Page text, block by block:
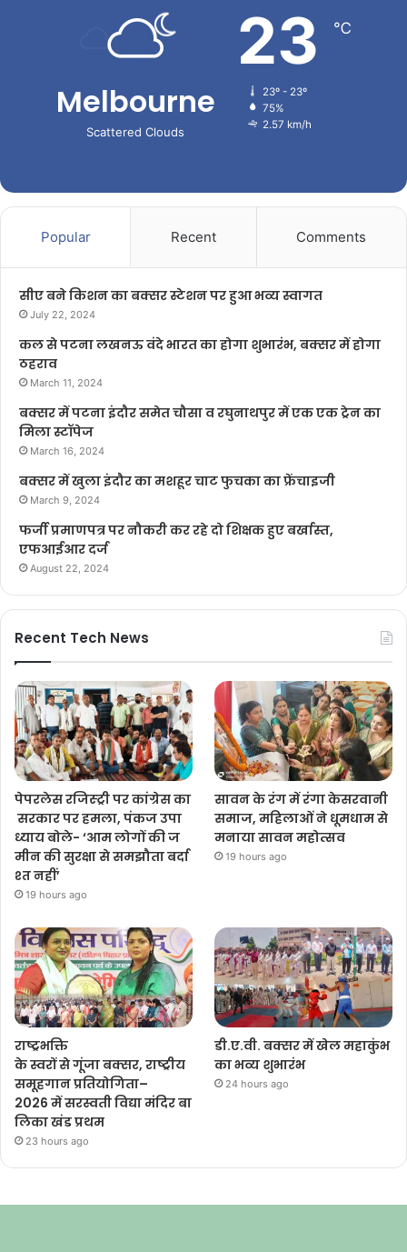
Melbourne
Scattered Clouds
23 ℃
23º - 23º
75%
2.57 km/h
Popular Recent Comments
सीए बने किशन का बक्सर स्टेशन पर हुआ भव्य स्वागत
July 22, 2024
कल से पटना लखनऊ वंदे भारत का होगा शुभारंभ, बक्सर में होगा
ठहराव
March 11, 2024
बक्सर में पटना इंदौर समेत चौसा व रघुनाथपुर में एक एक ट्रेन का
मिला स्टॉपेज
March 16, 2024
बक्सर में खुला इंदौर का मशहूर चाट फुचका का फ्रेंचाइजी
March 9, 2024
फर्जी प्रमाणपत्र पर नौकरी कर रहे दो शिक्षक हुए बर्खास्त,
एफआईआर दर्ज
August 22, 2024
Recent Tech News
पेपरलेस रजिस्ट्री पर कांग्रेस का
सरकार पर हमला, पंकज उपा
ध्याय बोले- ‘आम लोगों की ज
मीन की सुरक्षा से समझौता बर्दा
श्त नहीं’
19 hours ago
सावन के रंग में रंगा केसरवानी
समाज, महिलाओं ने धूमधाम से
मनाया सावन महोत्सव
19 hours ago
राष्ट्रभक्ति
के स्वरों से गूंजा बक्सर, राष्ट्रीय
समूहगान प्रतियोगिता–
2026 में सरस्वती विद्या मंदिर बा
लिका खंड प्रथम
23 hours ago
डी.ए.वी. बक्सर में खेल महाकुंभ
का भव्य शुभारंभ
24 hours ago